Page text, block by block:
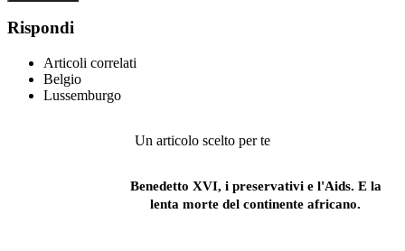
Rispondi
Articoli correlati
Belgio
Lussemburgo
Un articolo scelto per te
Benedetto XVI, i preservativi e l'Aids. E la
lenta morte del continente africano.